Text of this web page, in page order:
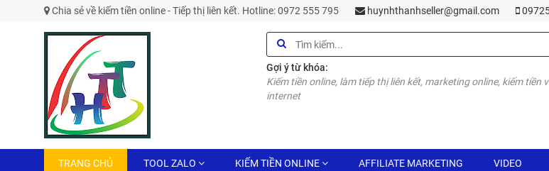
Chia sẻ về kiếm tiền online - Tiếp thị liên kết. Hotline: 0972 555 795
Gợi ý từ khóa:
Kiếm tiền online, làm tiếp thị liên kết, marketing online, kiếm tiền
internet
TRANG CHỦ KIẾM TIỀN ONLINE